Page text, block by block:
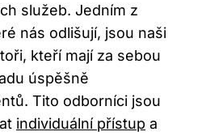
služeb. Jedním z
nás odlišují, jsou naši
kteří mají za sebou
úspěšně
Tito odborníci jsou
individuální přístup a